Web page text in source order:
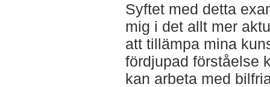
Syftet med detta
mig i det allt mer
att tillämpa mina
fördjupad förståelse
kan arbeta med